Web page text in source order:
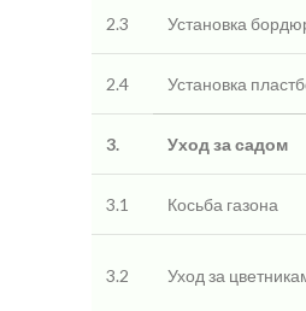
2.3 Установка
2.4 Установка
3. Уход за садом
3.1 Косьба газона
3.2 Уход за